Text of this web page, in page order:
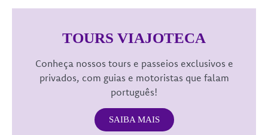
TOURS VIAJOTECA
Conheça nossos tours e passeios exclusivos e
privados, com guias e motoristas que falam
português!
SAIBA MAIS